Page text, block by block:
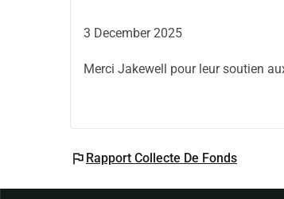
(par exemple, la restauration), le
Merci et que votre décembre soit
Stephanie Ho 何雁詩
3 December 2025
Merci Jakewell pour leur soutien
flag Rapport Collecte De Fonds